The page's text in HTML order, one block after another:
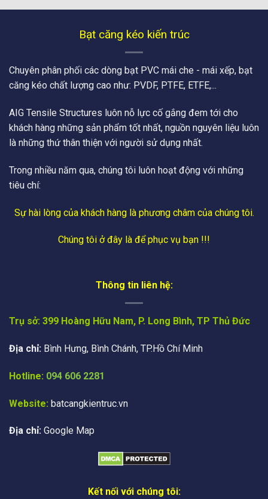
Bạt căng kéo kiến trúc
Chuyên phân phối các dòng bạt PVC mái che - mái xếp, bạt
căng kéo chất lượng cao như: PVDF, PTFE, ETFE,...
AIG Tensile Structures luôn nỗ lực cố gắng đem tới cho
khách hàng những sản phẩm tốt nhất, nguồn nguyên liệu luôn
là những thứ thân thiện với người sử dụng nhất.
Trong nhiều năm qua, chúng tôi luôn hoạt động với những
tiêu chí:
Sự hài lòng của khách hàng là phương châm của chúng tôi.
Chúng tôi ở đây là để phục vụ bạn !!!
Thông tin liên hệ:
Trụ sở: 399 Hoàng Hữu Nam, P. Long Bình, TP Thủ Đức
Địa chỉ: Bình Hưng, Bình Chánh, TP.Hồ Chí Minh
Hotline: 094 606 2281
Website: batcangkientruc.vn
Địa chỉ: Google Map
Kết nối với chúng tôi: